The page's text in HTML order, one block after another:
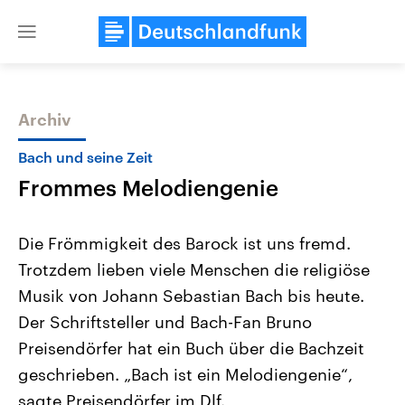
Close
Themen
Landtagswahl Sachsen-Anhalt
2026
Alle Informationen
Sachsen-Anhalt wählt am 6.
September 2026 einen neuen
Landtag. Seit 2021 wird das
Bundesland von einer Koalition aus
USA
Aktuelle Beiträge,
Hintergründe
Wirtschaftlich und
gehören die Vereinigten
den mächtigsten Ländern
Archiv
Bach und seine Zeit
Frommes Melodiengenie
Die Frömmigkeit des Barock ist uns fremd.
Trotzdem lieben viele Menschen die religiöse
Musik von Johann Sebastian Bach bis heute.
Der Schriftsteller und Bach-Fan Bruno
Preisendörfer hat ein Buch über die Bachzeit
geschrieben. „Bach ist ein Melodiengenie“,
sagte Preisendörfer im Dlf.